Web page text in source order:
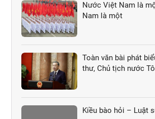
Nước Việt Nam là
Nam là một
Toàn văn bài phát
thư, Chủ tịch nước
Kiều bào hỏi – Luật